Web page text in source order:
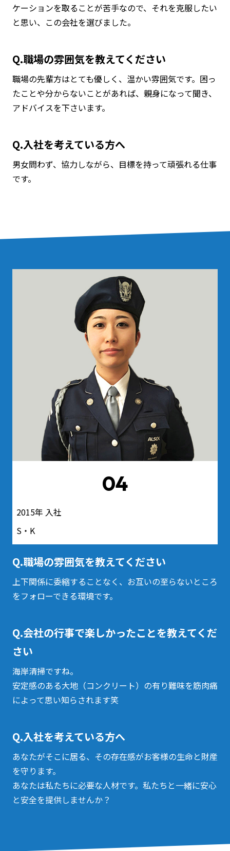
ケーションを取ることが苦手なので、それを克服したい
と思い、この会社を選びました。
Q.職場の雰囲気を教えてください
職場の先輩方はとても優しく、温かい雰囲気です。困っ
たことや分からないことがあれば、親身になって聞き、
アドバイスを下さいます。
Q.入社を考えている方へ
男女問わず、協力しながら、目標を持って頑張れる仕事
です。
04
2015年 入社
S・K
Q.職場の雰囲気を教えてください
上下関係に委縮することなく、お互いの至らないところ
をフォローできる環境です。
Q.会社の行事で楽しかったことを教えてくだ
さい
海岸清掃ですね。
安定感のある大地（コンクリート）の有り難味を筋肉痛
によって思い知らされます笑
Q.入社を考えている方へ
あなたがそこに居る、その存在感がお客様の生命と財産
を守ります。
あなたは私たちに必要な人材です。私たちと一緒に安心
と安全を提供しませんか？